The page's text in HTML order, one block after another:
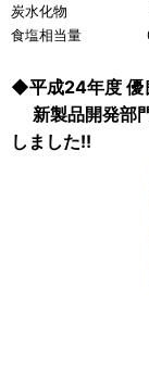
炭水化物
食塩相当量
◆平成24年度 優
新製品開発部
しました!!